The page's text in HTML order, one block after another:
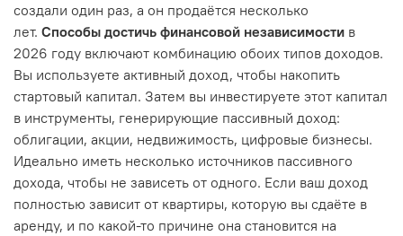
создали один раз, а он продаётся несколько
лет. Способы достичь финансовой независимости в
2026 году включают комбинацию обоих типов доходов.
Вы используете активный доход, чтобы накопить
стартовый капитал. Затем вы инвестируете этот капитал
в инструменты, генерирующие пассивный доход:
облигации, акции, недвижимость, цифровые бизнесы.
Идеально иметь несколько источников пассивного
дохода, чтобы не зависеть от одного. Если ваш доход
полностью зависит от квартиры, которую вы сдаёте в
аренду, и по какой-то причине она становится на